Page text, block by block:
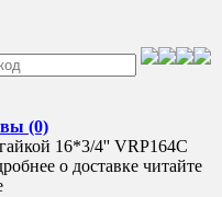
(0)
16*3/4'' VRP164C
о доставке читайте